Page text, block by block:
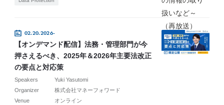
02.20.2026-
【オンデマンド配信】法務・管理部門が今
押さえるべき、2025年＆2026年主要法改正
の要点と対応策
Speakers
Yuki Yasutomi
Organizer
株式会社マネーフォワード
Venue
オンライン